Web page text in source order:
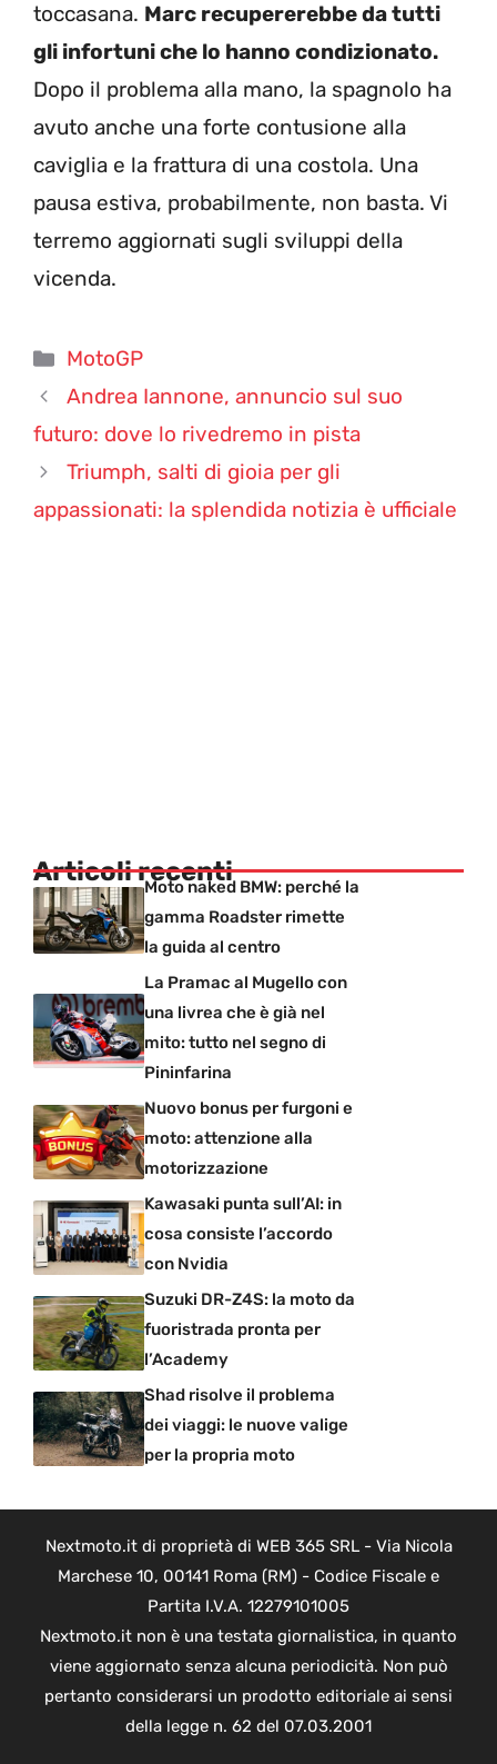
toccasana. Marc recupererebbe da tutti
gli infortuni che lo hanno condizionato.
Dopo il problema alla mano, la spagnolo ha
avuto anche una forte contusione alla
caviglia e la frattura di una costola. Una
pausa estiva, probabilmente, non basta. Vi
terremo aggiornati sugli sviluppi della
vicenda.
Categorie
MotoGP
Andrea Iannone, annuncio sul suo
futuro: dove lo rivedremo in pista
Triumph, salti di gioia per gli
appassionati: la splendida notizia è ufficiale
Articoli recentiMoto naked BMW: perché la
gamma Roadster rimette
la guida al centro
La Pramac al Mugello con
una livrea che è già nel
mito: tutto nel segno di
Pininfarina
Nuovo bonus per furgoni e
moto: attenzione alla
motorizzazione
Kawasaki punta sull’AI: in
cosa consiste l’accordo
con Nvidia
Suzuki DR-Z4S: la moto da
fuoristrada pronta per
l’Academy
Shad risolve il problema
dei viaggi: le nuove valige
per la propria moto
Nextmoto.it di proprietà di WEB 365 SRL - Via Nicola
Marchese 10, 00141 Roma (RM) - Codice Fiscale e
Partita I.V.A. 12279101005
Nextmoto.it non è una testata giornalistica, in quanto
viene aggiornato senza alcuna periodicità. Non può
pertanto considerarsi un prodotto editoriale ai sensi
della legge n. 62 del 07.03.2001